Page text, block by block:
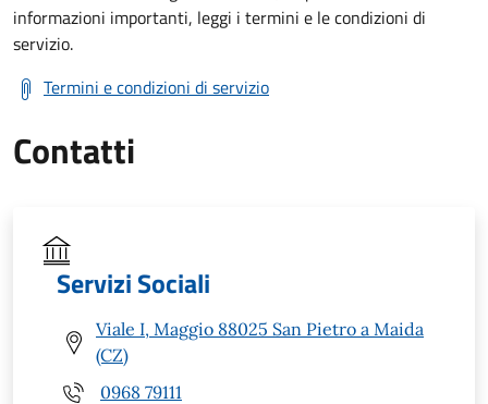
informazioni importanti, leggi i termini e le condizioni di
servizio.
Termini e condizioni di servizio
Contatti
Servizi Sociali
Viale I, Maggio 88025 San Pietro a Maida
(CZ)
0968 79111